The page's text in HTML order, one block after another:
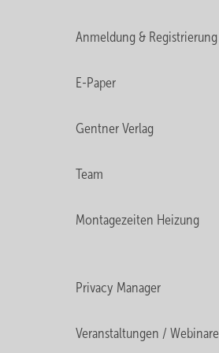
Anmeldung & Registrierung
E-Paper
Gentner Verlag
Team
Montagezeiten Heizung
Privacy Manager
Veranstaltungen / Webinare